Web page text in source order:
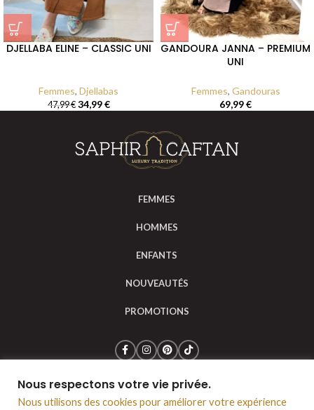
DJELLABA ELINE – CLASSIC UNI
Femmes, Djellabas
47,99€ 34,99€
GANDOURA JANNA – PREMIUM
UNI
Femmes, Gandouras
69,99€
FEMMES
HOMMES
ENFANTS
NOUVEAUTÉS
PROMOTIONS
Saphir Caftan © 2024 Mentions légales CGV
Nous respectons votre vie privée.
Nous utilisons des cookies pour améliorer votre expérience